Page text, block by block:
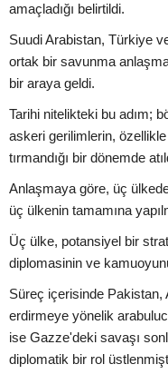
amaçladığı belirtildi.
Suudi Arabistan, Türkiye
ortak bir savunma
bir araya geldi.
Tarihi nitelikteki bu adım;
askeri gerilimlerin,
tırmandığı bir dönemde
Anlaşmaya göre, üç
üç ülkenin tamamına
Üç ülke, potansiyel bir
diplomasinin ve
Süreç içerisinde Pakistan,
erdirmeye yönelik
ise Gazze'deki savaşı
diplomatik bir rol